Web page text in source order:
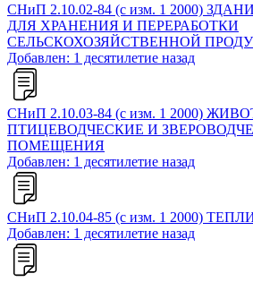
СНиП 2.10.02-84 (с изм. 1 2000)
ДЛЯ ХРАНЕНИЯ И ПЕРЕРАБОТКИ
СЕЛЬСКОХОЗЯЙСТВЕННОЙ
Добавлен: 1 десятилетие назад
СНиП 2.10.03-84 (с изм. 1 2000)
ПТИЦЕВОДЧЕСКИЕ И
ПОМЕЩЕНИЯ
Добавлен: 1 десятилетие назад
СНиП 2.10.04-85 (с изм. 1 2000)
Добавлен: 1 десятилетие назад